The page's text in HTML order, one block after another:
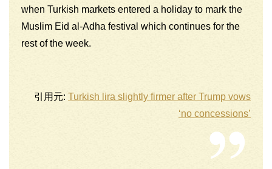
when Turkish markets entered a holiday to mark the
Muslim Eid al-Adha festival which continues for the
rest of the week.
引用元: Turkish lira slightly firmer after Trump vows
‘no concessions’